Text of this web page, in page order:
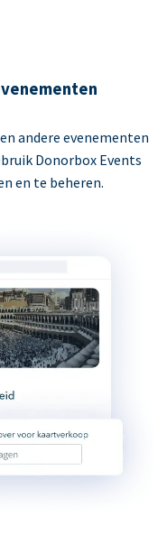
andere evenementen
Donorbox Events
en te beheren.